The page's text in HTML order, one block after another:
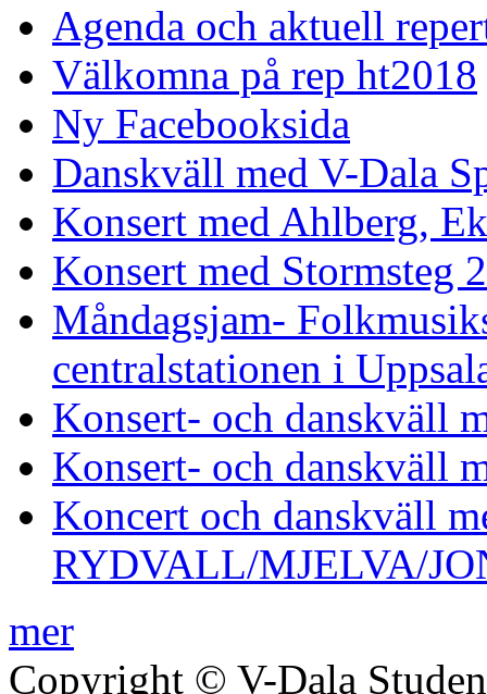
Agenda och aktuell
Välkomna på rep ht2018
Ny Facebooksida
Danskväll med V-Dala
Konsert med Ahlberg,
Konsert med Stormsteg
Måndagsjam-
centralstationen i
Konsert- och danskväll
Konsert- och danskväll
Koncert och danskväll
RYDVALL/MJELVA/
mer
Copyright © V-Dala